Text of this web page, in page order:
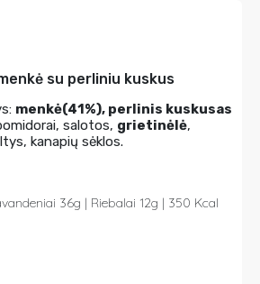
su perliniu kuskus
menkė(41%), perlinis kuskusas
salotos, grietinėlė,
kanapių sėklos.
36g | Riebalai 12g | 350 Kcal